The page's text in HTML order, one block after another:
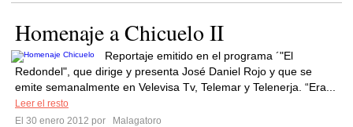
Homenaje a Chicuelo II
Reportaje emitido en el programa ´"El
Redondel", que dirige y presenta José Daniel Rojo y que se
emite semanalmente en Velevisa Tv, Telemar y Telenerja. “Era...
Leer el resto
El 30 enero 2012 por
Malagatoro